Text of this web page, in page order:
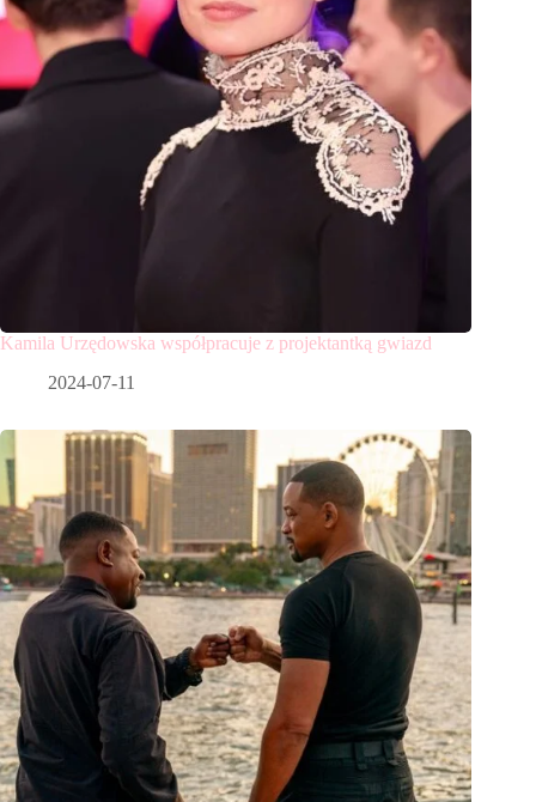
Kamila Urzędowska współpracuje z projektantką gwiazd
2024-07-11